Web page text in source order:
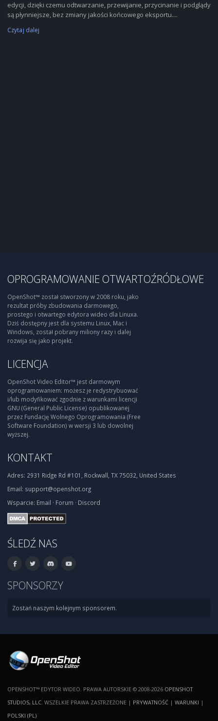
edycji, dzięki czemu odtwarzanie, przewijanie, przycinanie i podglądy
są płynniejsze, bez zmiany jakości końcowego eksportu....
Czytaj dalej
OPROGRAMOWANIE OTWARTOŹRÓDŁOWE
OpenShot™ został stworzony w 2008 roku, jako
rezultat próby zbudowania darmowego,
prostego i otwartego edytora wideo dla Linuxa.
Dziś dostępny jest dla systemu Linux, Mac i
Windows, został pobrany miliony razy i dalej
rozwija się jako projekt.
LICENCJA
OpenShot Video Editor™ jest darmowym
oprogramowaniem: możesz je redystrybuować
i/lub modyfikować zgodnie z warunkami licencji
GNU (General Public License) opublikowanej
przez Fundację Wolnego Oprogramowania (Free
Software Foundation) w wersji 3 lub dowolnej
wyższej.
KONTAKT
Adres: 2931 Ridge Rd #101, Rockwall, TX 75032, United States
Email: support@openshot.org
Wsparcie: Email · Forum · Discord
ŚLEDŹ NAS
SPONSORZY
Zostań naszym kolejnym sponsorem.
OPENSHOT™ EDYTOR WIDEO. PRAWA AUTORSKIE © 2008-2026 OPENSHOT
STUDIOS, LLC . WSZELKIE PRAWA ZASTRZEŻONE | PRYWATNOŚĆ | WARUNKI |
POLSKI (PL)